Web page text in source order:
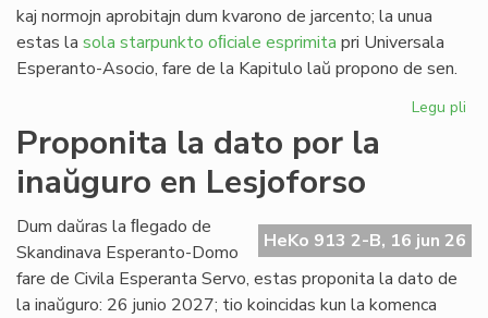
kaj normojn aprobitajn dum kvarono de jarcento; la unua
estas la sola starpunkto oﬁciale esprimita pri Universala
Esperanto-Asocio, fare de la Kapitulo laŭ propono de sen.
Legu pli
Proponita la dato por la
inaŭguro en Lesjoforso
HeKo 913 2-B, 16 jun 26
Dum daŭras la ﬂegado de
Skandinava Esperanto-Domo
fare de Civila Esperanta Servo, estas proponita la dato de
la inaŭguro: 26 junio 2027; tio koincidas kun la komenca